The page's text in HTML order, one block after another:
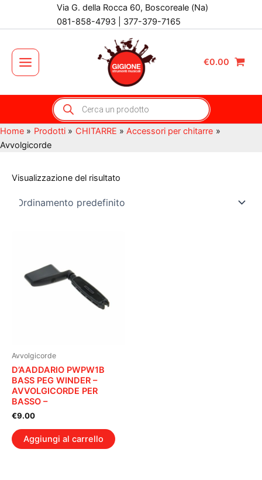
Via G. della Rocca 60, Boscoreale (Na)
081-858-4793 | 377-379-7165
Main
Menu
€0.00
Products
search
Home Prodotti CHITARRE
Accessori per chitarre
Avvolgicorde
Visualizzazione del risultato
Avvolgicorde
D’AADDARIO PWPW1B
BASS PEG WINDER –
AVVOLGICORDE PER
BASSO –
€9.00
Aggiungi al carrello